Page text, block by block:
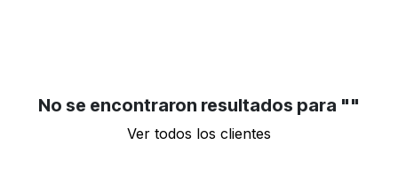
No se encontraron resultados para ""
Ver todos los clientes